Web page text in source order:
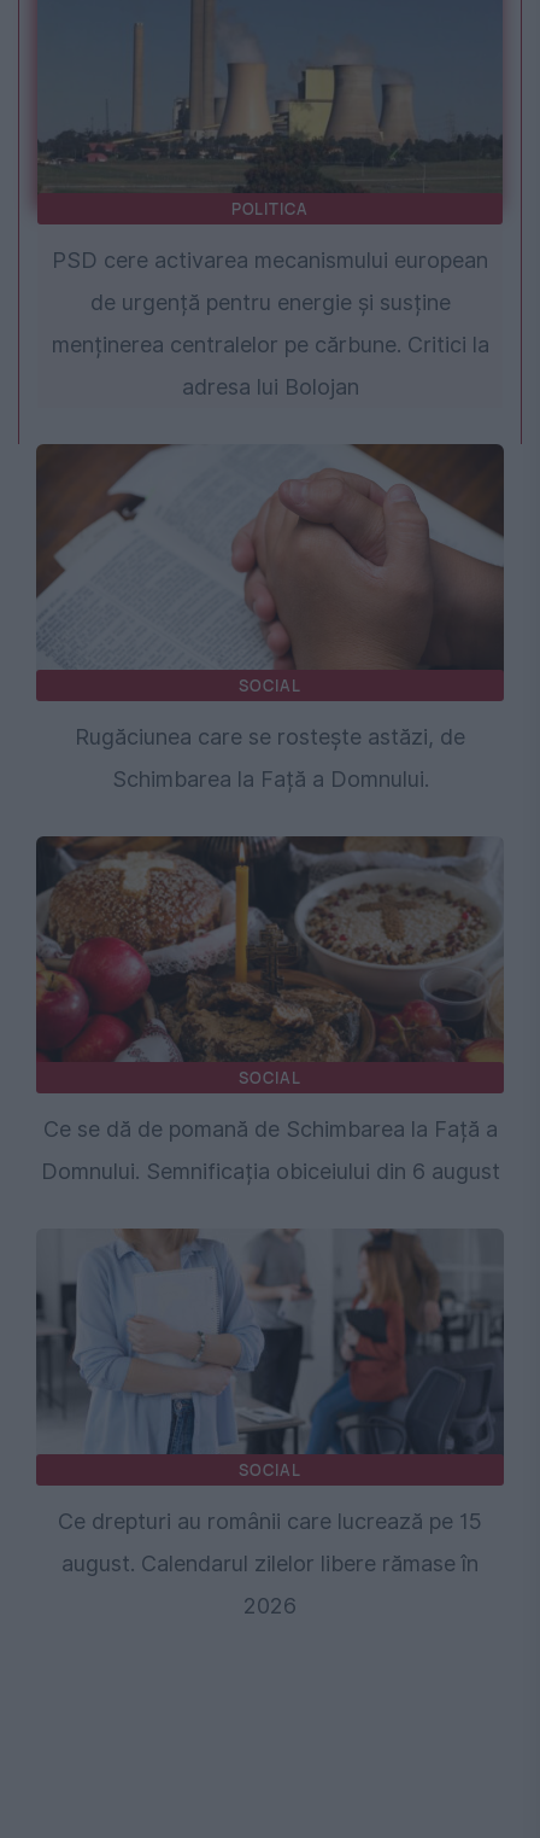
POLITICA
PSD cere activarea mecanismului european
de urgență pentru energie și susține
menținerea centralelor pe cărbune. Critici la
adresa lui Bolojan
SOCIAL
Rugăciunea care se rostește astăzi, de
Schimbarea la Față a Domnului.
SOCIAL
Ce se dă de pomană de Schimbarea la Față a
Domnului. Semnificația obiceiului din 6 august
SOCIAL
Ce drepturi au românii care lucrează pe 15
august. Calendarul zilelor libere rămase în
2026